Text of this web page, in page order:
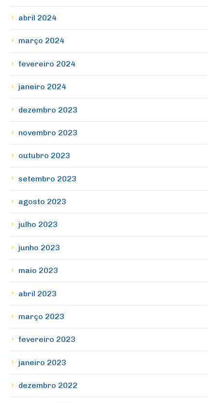
abril 2024
março 2024
fevereiro 2024
janeiro 2024
dezembro 2023
novembro 2023
outubro 2023
setembro 2023
agosto 2023
julho 2023
junho 2023
maio 2023
abril 2023
março 2023
fevereiro 2023
janeiro 2023
dezembro 2022